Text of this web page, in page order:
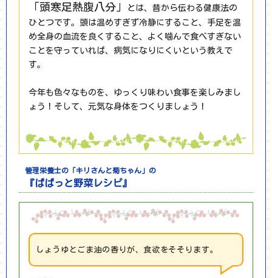
「頭寒足熱腹八分」
とは、昔から伝わる健康法の
ひとつです。頭は温めすぎず冷静にすること、手足を温
め全身の血流を良くすること、よく噛んで食べすぎない
ことを守っていれば、病気になりにくいという教えで
す。
今年も色々なものを、ゆっくり味わい食事を楽しみまし
ょう！そして、元気な身体をつくりましょう！
管理栄養士の「キリさんと菊ちゃん」の
『ぱぱっと野菜レシピ』
しょうゆとごま油の香りが、食欲をそそります。